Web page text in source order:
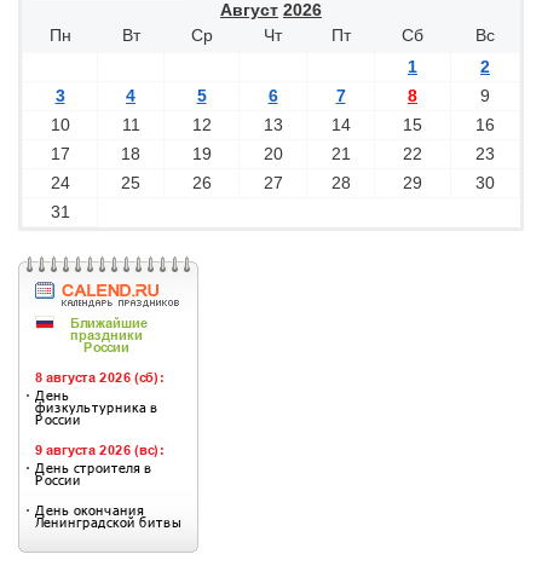
Август 2026
Пн
Вт Ср Чт Пт Сб
Вс
1
2
3
4 5 6 7 8
9
10
11 12 13 14 15
16
17
18 19 20 21 22
23
24
25 26 27 28 29
30
31